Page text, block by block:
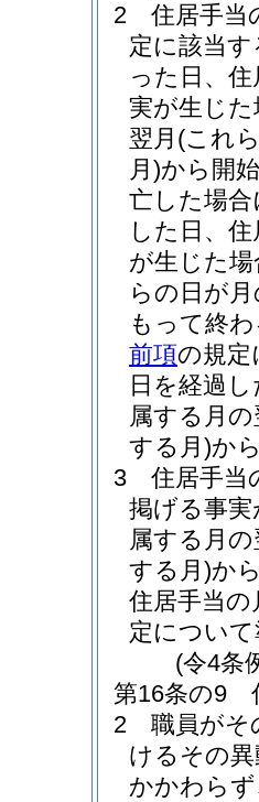
2
住居手当
定に該当
った日、
実が生じ
翌月 (これ
月)から開
亡した場
した日、
が生じた
らの日が
もって終
前項の規定
日を経過
属する月
する月)か
3
住居手当
掲げる事
属する月
する月)か
住居手当
定につい
(令4条
第16条の9
2
職員がそ
けるその
かかわら